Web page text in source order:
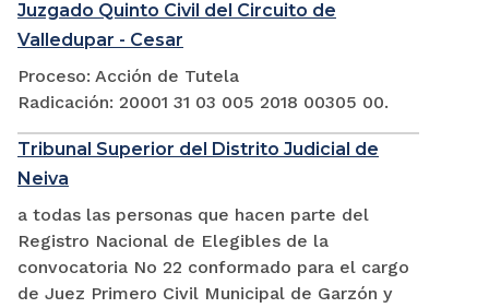
Juzgado Quinto Civil del Circuito de
Valledupar - Cesar
Proceso: Acción de Tutela
Radicación: 20001 31 03 005 2018 00305 00.
Tribunal Superior del Distrito Judicial de
Neiva
a todas las personas que hacen parte del
Registro Nacional de Elegibles de la
convocatoria No 22 conformado para el cargo
de Juez Primero Civil Municipal de Garzón y